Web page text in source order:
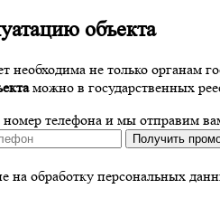
объекта
необходима не только органам
можно в государственных
номер телефона и мы отправим
Получить
на обработку персональных